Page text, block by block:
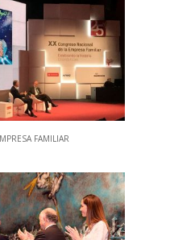
FAMILIAR